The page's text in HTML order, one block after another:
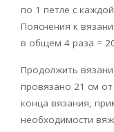
по 1 петле с
Пояснения к
в общем 4 раза =
Продолжить
провязано 21 см
конца вязания,
необходимости